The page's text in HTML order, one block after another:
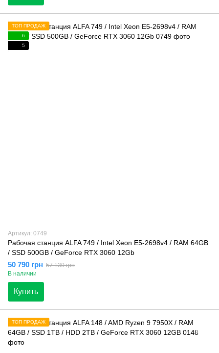
ТОП ПРОДАЖ
6
5
Артикул: 0749
Рабочая станция ALFA 749 / Intel Xeon E5-2698v4 / RAM 64GB
/ SSD 500GB / GeForce RTX 3060 12Gb
50 790 грн 57 130 грн
В наличии
Купить
ТОП ПРОДАЖ